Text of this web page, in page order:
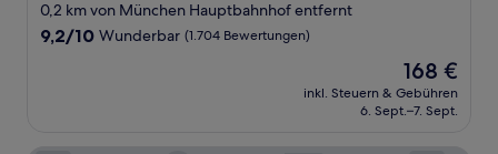
0,2 km von München Hauptbahnhof entfernt
9.2
9,2/10 Wunderbar (1.704 Bewertungen)
Der
Preis
beträgt
168 €
inkl. Steuern & Gebühren
6. Sept.–7. Sept.